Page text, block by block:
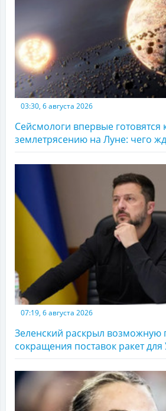
03:30, 6 августа 2026
Сейсмологи впервые готовятся
землетрясению на Луне: чего
07:19, 6 августа 2026
Зеленский раскрыл возможную
сокращения поставок ракет